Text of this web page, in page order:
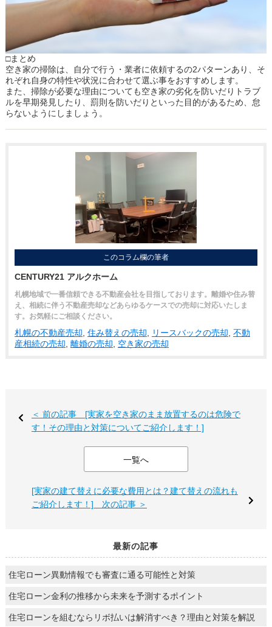
□まとめ
空き家の掃除は、自分で行う・業者に依頼するの2パターンあり、そ
れぞれ自身の特性や状況に合わせて選ぶ事をおすすめします。
また、掃除が必要な理由についても空き家の劣化を防いだりトラブ
ルを早期発見したり、罰則を防いだりといった目的があるため、怠
らないようにしましょう。
このコラム欄の筆者
CENTURY21 アルクホーム
札幌地域で一番信頼できる不動産会社を目指しております。離婚や住み替
え、相続に伴う不動産売却などあらゆるケースでの売却に対応いたしま
す。お気軽にご相談ください。
札幌の不動産売却 住み替えの売却 リースバックの売却 不動
産相続の売却 離婚の売却 空き家の売却
＜ 前の記事 [実家を空き家のまま放置するのは危険で
す！その理由と対策についてご紹介します！]
一覧へ
[実家の建て替えに必要な費用とは？建て替えの流れも
ご紹介します！] 次の記事 ＞
最新の記事
住宅ローン異動情報でも審査に通る可能性と対策
住宅ローン金利の推移から未来を予測するポイント
住宅ローンを組むならリボ払いは解消すべき？理由と対策を解説